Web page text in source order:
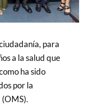
para
a la salud que
ha sido
por la